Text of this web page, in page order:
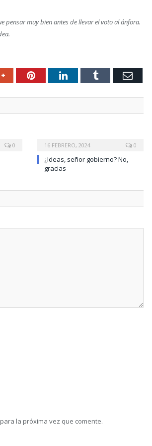
pensar muy bien antes de llevar el voto al ánfora.
Google+PinterestLinkedInTumblr Email
0 16 FEBRERO, 2024 0
¿Ideas, señor gobierno? No,
gracias
la próxima vez que comente.